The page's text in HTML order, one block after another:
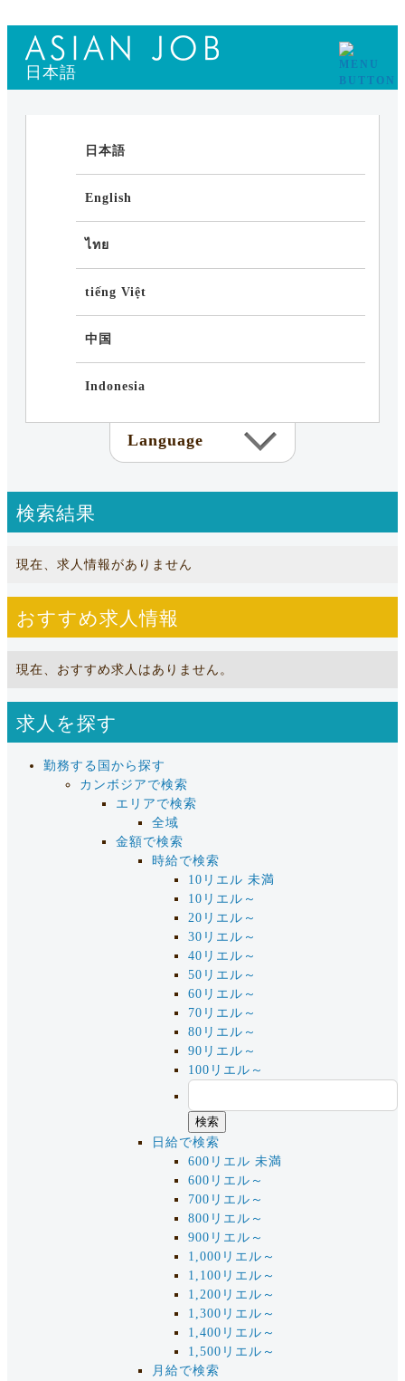
日本語
日本語
English
ไทย
tiếng Việt
中国
Indonesia
Language
検索結果
現在、求人情報がありません
おすすめ求人情報
現在、おすすめ求人はありません。
求人を探す
勤務する国から探す
カンボジアで検索
エリアで検索
全域
金額で検索
時給で検索
10リエル 未満
10リエル～
20リエル～
30リエル～
40リエル～
50リエル～
60リエル～
70リエル～
80リエル～
90リエル～
100リエル～
日給で検索
600リエル 未満
600リエル～
700リエル～
800リエル～
900リエル～
1,000リエル～
1,100リエル～
1,200リエル～
1,300リエル～
1,400リエル～
1,500リエル～
月給で検索